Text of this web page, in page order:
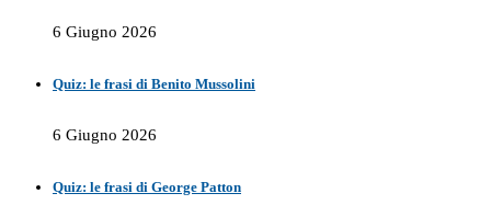
6 Giugno 2026
Quiz: le frasi di Benito Mussolini
6 Giugno 2026
Quiz: le frasi di George Patton